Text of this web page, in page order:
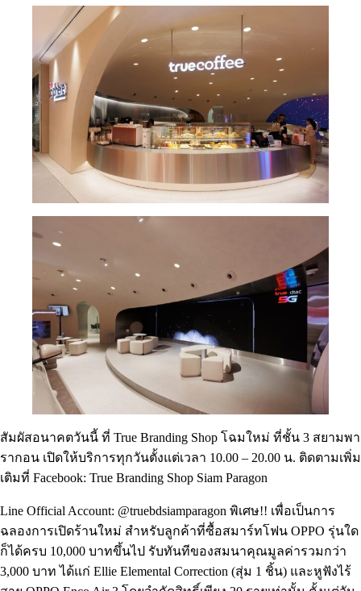
สัมผัสอนาคตวันนี้ ที่ True Branding Shop โฉมใหม่ ที่ชั้น 3 สยามพา
รากอน เปิดให้บริการทุกวันตั้งแต่เวลา 10.00 – 20.00 น. ติดตามเพิ่ม
เติมที่ Facebook: True Branding Shop Siam Paragon
Line Official Account: @truebdsiamparagon พิเศษ!! เพื่อเป็นการ
ฉลองการเปิดร้านใหม่ สำหรับลูกค้าที่ซื้อสมาร์ทโฟน OPPO รุ่นใด
ก็ได้ครบ 10,000 บาทขึ้นไป รับทันทีของสมนาคุณมูลค่ารวมกว่า
3,000 บาท ได้แก่ Ellie Elemental Correction (สุ่ม 1 ชิ้น) และหูฟังไร้